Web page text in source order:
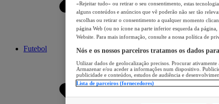
Futebol
«Rejeitar tudo» ou retirar o seu consentimento, estas
alguns conteúdos e anúncios que vê poderão não ser tão
escolhas ou retirar o consentimento a qualquer momento
página Web (ou no ícone na parte inferior esquerda da página,
Website. Para mais informação, consulte a nossa política de
Nós e os nossos parceiros tratamos os dados
Utilizar dados de geolocalização precisos. Procurar
Armazenar e/ou aceder a informações num dispositivo.
publicidade e conteúdos, estudos de audiência e
Lista de parceiros (fornecedores)